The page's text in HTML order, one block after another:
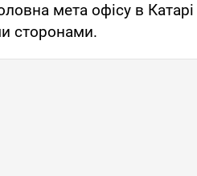
мета офісу в Катарі
сторонами.